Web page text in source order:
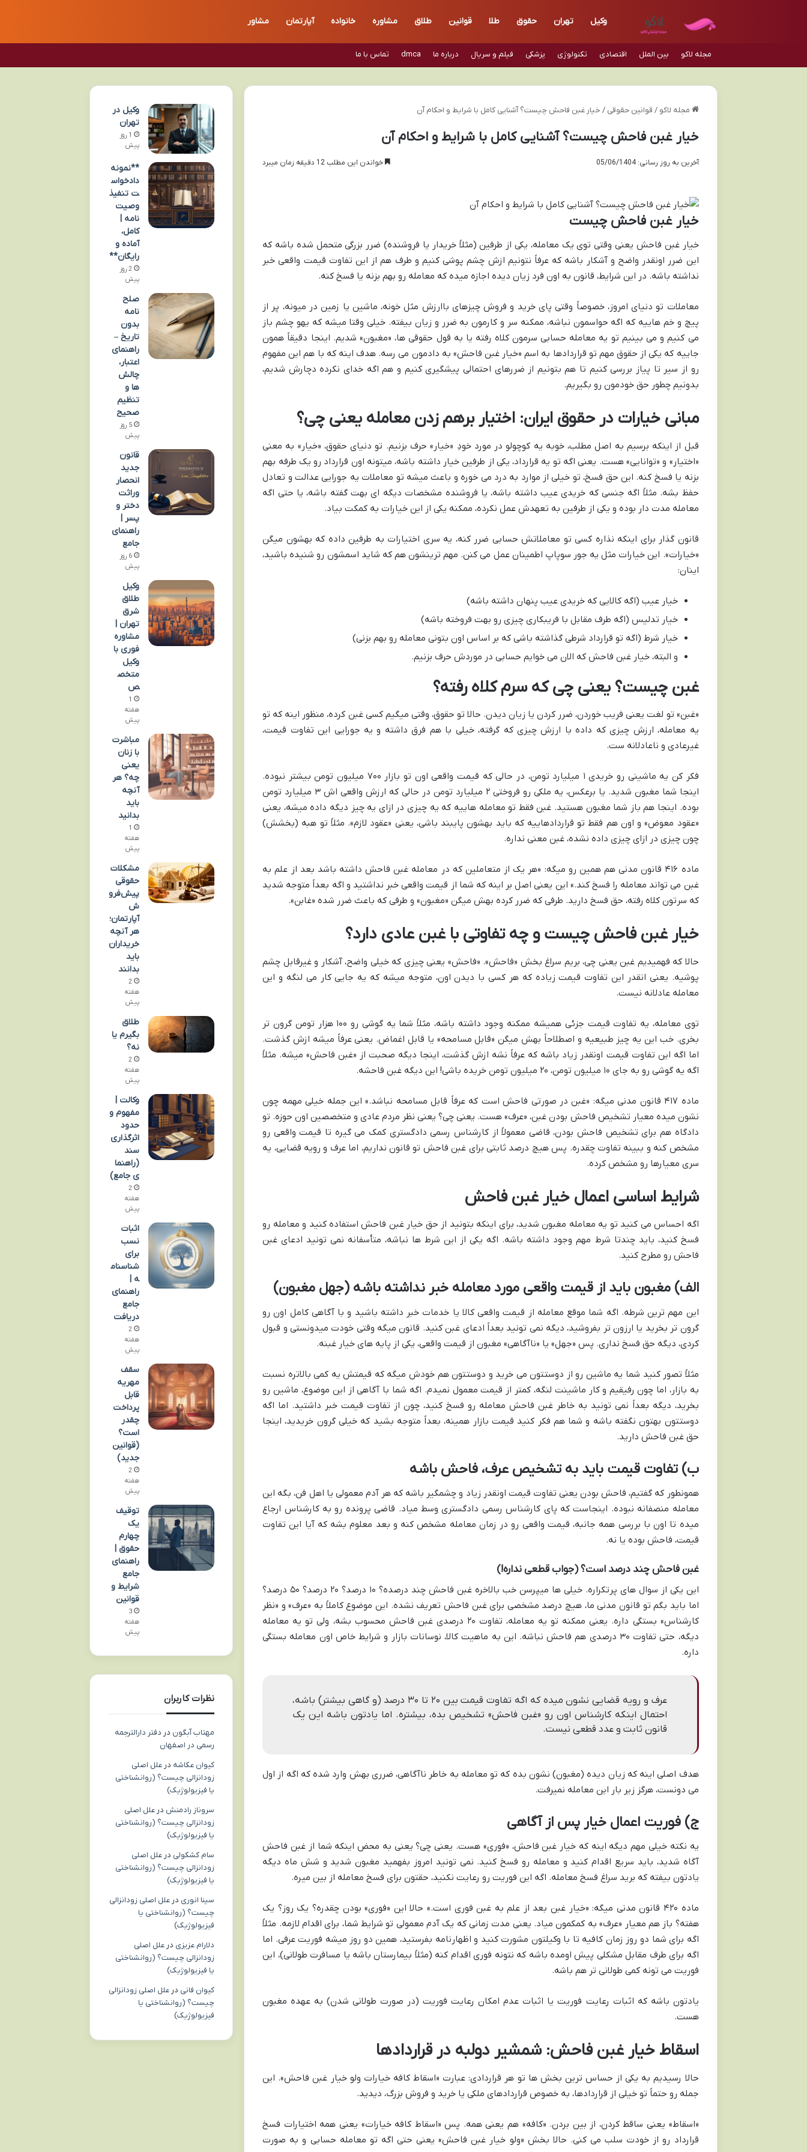
وکیل تهران حقوق طلا قوانین طلاق مشاوره خانواده آپارتمان مشاور
مجله لاکو بین الملل اقتصادی تکنولوژی پزشکی فیلم و سریال درباره ما dmca تماس با ما
مجله لاکو / قوانین حقوقی / خیار غبن فاحش چیست؟ آشنایی کامل با شرایط و احکام آن
خیار غبن فاحش چیست؟ آشنایی کامل با شرایط و احکام آن
آخرین به روز رسانی: 05/06/1404 خواندن این مطلب 12 دقیقه زمان میبرد
خیار غبن فاحش چیست
خیار غبن فاحش یعنی وقتی توی یک معامله، یکی از طرفین (مثلاً خریدار یا فروشنده) ضرر بزرگی متحمل شده باشه که
این ضرر اونقدر واضح و آشکار باشه که عرفاً نتونیم ازش چشم پوشی کنیم و طرف هم از این تفاوت قیمت واقعی خبر
نداشته باشه. در این شرایط، قانون به اون فرد زیان دیده اجازه میده که معامله رو بهم بزنه یا فسخ کنه.
معاملات تو دنیای امروز، خصوصاً وقتی پای خرید و فروش چیزهای باارزش مثل خونه، ماشین یا زمین در میونه، پر از
پیچ و خم هاییه که اگه حواسمون نباشه، ممکنه سر و کارمون به ضرر و زیان بیفته. خیلی وقتا میشه که یهو چشم باز
می کنیم و می بینیم تو یه معامله حسابی سرمون کلاه رفته یا به قول حقوقی ها، «مغبون» شدیم. اینجا دقیقاً همون
جاییه که یکی از حقوق مهم تو قراردادها به اسم «خیار غبن فاحش» به دادمون می رسه. هدف اینه که با هم این مفهوم
رو از سیر تا پیاز بررسی کنیم تا هم بتونیم از ضررهای احتمالی پیشگیری کنیم و هم اگه خدای نکرده دچارش شدیم،
بدونیم چطور حق خودمون رو بگیریم.
مبانی خیارات در حقوق ایران: اختیار برهم زدن معامله یعنی چی؟
قبل از اینکه برسیم به اصل مطلب، خوبه یه کوچولو در مورد خودِ «خیار» حرف بزنیم. تو دنیای حقوق، «خیار» به معنی
«اختیار» و «توانایی» هست. یعنی اگه تو یه قرارداد، یکی از طرفین خیار داشته باشه، میتونه اون قرارداد رو یک طرفه بهم
بزنه یا فسخ کنه. این حق فسخ، تو خیلی از موارد به درد می خوره و باعث میشه تو معاملات یه جورایی عدالت و تعادل
حفظ بشه. مثلاً اگه جنسی که خریدی عیب داشته باشه، یا فروشنده مشخصات دیگه ای بهت گفته باشه، یا حتی اگه
معامله مدت دار بوده و یکی از طرفین به تعهدش عمل نکرده، ممکنه یکی از این خیارات به کمکت بیاد.
قانون گذار برای اینکه نذاره کسی تو معاملاتش حسابی ضرر کنه، یه سری اختیارات به طرفین داده که بهشون میگن
«خیارات». این خیارات مثل یه جور سوپاپ اطمینان عمل می کنن. مهم ترینشون هم که شاید اسمشون رو شنیده باشید،
اینان:
خیار عیب (اگه کالایی که خریدی عیب پنهان داشته باشه)
خیار تدلیس (اگه طرف مقابل با فریبکاری چیزی رو بهت فروخته باشه)
خیار شرط (اگه تو قرارداد شرطی گذاشته باشی که بر اساس اون بتونی معامله رو بهم بزنی)
و البته، خیار غبن فاحش که الان می خوایم حسابی در موردش حرف بزنیم.
غبن چیست؟ یعنی چی که سرم کلاه رفته؟
«غبن» تو لغت یعنی فریب خوردن، ضرر کردن یا زیان دیدن. حالا تو حقوق، وقتی میگیم کسی غبن کرده، منظور اینه که تو
یه معامله، ارزش چیزی که داده با ارزش چیزی که گرفته، خیلی با هم فرق داشته و یه جورایی این تفاوت قیمت،
غیرعادی و ناعادلانه ست.
فکر کن یه ماشینی رو خریدی ۱ میلیارد تومن، در حالی که قیمت واقعی اون تو بازار ۷۰۰ میلیون تومن بیشتر نبوده.
اینجا شما مغبون شدید. یا برعکس، یه ملکی رو فروختی ۲ میلیارد تومن در حالی که ارزش واقعی اش ۳ میلیارد تومن
بوده. اینجا هم باز شما مغبون هستید. غبن فقط تو معامله هاییه که یه چیزی در ازای یه چیز دیگه داده میشه، یعنی
«عقود معوض» و اون هم فقط تو قراردادهاییه که باید بهشون پایبند باشی، یعنی «عقود لازم». مثلاً تو هبه (بخشش)
چون چیزی در ازای چیزی داده نشده، غبن معنی نداره.
ماده ۴۱۶ قانون مدنی هم همین رو میگه: «هر یک از متعاملین که در معامله غبن فاحش داشته باشد بعد از علم به
غبن می تواند معامله را فسخ کند.» این یعنی اصل بر اینه که شما از قیمت واقعی خبر نداشتید و اگه بعداً متوجه شدید
که سرتون کلاه رفته، حق فسخ دارید. طرفی که ضرر کرده بهش میگن «مغبون» و طرفی که باعث ضرر شده «غابن».
خیار غبن فاحش چیست و چه تفاوتی با غبن عادی دارد؟
حالا که فهمیدیم غبن یعنی چی، بریم سراغ بخش «فاحش». «فاحش» یعنی چیزی که خیلی واضح، آشکار و غیرقابل چشم
پوشیه. یعنی انقدر این تفاوت قیمت زیاده که هر کسی با دیدن اون، متوجه میشه که یه جایی کار می لنگه و این
معامله عادلانه نیست.
توی معامله، یه تفاوت قیمت جزئی همیشه ممکنه وجود داشته باشه، مثلاً شما یه گوشی رو ۱۰۰ هزار تومن گرون تر
بخری. خب این یه چیز طبیعیه و اصطلاحاً بهش میگن «قابل مسامحه» یا قابل اغماض. یعنی عرفاً میشه ازش گذشت.
اما اگه این تفاوت قیمت اونقدر زیاد باشه که عرفاً نشه ازش گذشت، اینجا دیگه صحبت از «غبن فاحش» میشه. مثلاً
اگه یه گوشی رو به جای ۱۰ میلیون تومن، ۲۰ میلیون تومن خریده باشی! این دیگه غبن فاحشه.
ماده ۴۱۷ قانون مدنی میگه: «غبن در صورتی فاحش است که عرفاً قابل مسامحه نباشد.» این جمله خیلی مهمه چون
نشون میده معیار تشخیص فاحش بودن غبن، «عرف» هست. یعنی چی؟ یعنی نظر مردم عادی و متخصصین اون حوزه. تو
دادگاه هم برای تشخیص فاحش بودن، قاضی معمولاً از کارشناس رسمی دادگستری کمک می گیره تا قیمت واقعی رو
مشخص کنه و ببینه تفاوت چقدره. پس هیچ درصد ثابتی برای غبن فاحش تو قانون نداریم، اما عرف و رویه قضایی، یه
سری معیارها رو مشخص کرده.
شرایط اساسی اعمال خیار غبن فاحش
اگه احساس می کنید تو یه معامله مغبون شدید، برای اینکه بتونید از حق خیار غبن فاحش استفاده کنید و معامله رو
فسخ کنید، باید چندتا شرط مهم وجود داشته باشه. اگه یکی از این شرط ها نباشه، متأسفانه نمی تونید ادعای غبن
فاحش رو مطرح کنید.
الف) مغبون باید از قیمت واقعی مورد معامله خبر نداشته باشه (جهل مغبون)
این مهم ترین شرطه. اگه شما موقع معامله از قیمت واقعی کالا یا خدمات خبر داشته باشید و با آگاهی کامل اون رو
گرون تر بخرید یا ارزون تر بفروشید، دیگه نمی تونید بعداً ادعای غبن کنید. قانون میگه وقتی خودت میدونستی و قبول
کردی، دیگه حق فسخ نداری. پس «جهل» یا «ناآگاهی» مغبون از قیمت واقعی، یکی از پایه های خیار غبنه.
مثلاً تصور کنید شما یه ماشین رو از دوستتون می خرید و دوستتون هم خودش میگه که قیمتش یه کمی بالاتره نسبت
به بازار، اما چون رفیقیم و کار ماشینت لنگه، کمتر از قیمت معمول نمیدم. اگه شما با آگاهی از این موضوع، ماشین رو
بخرید، دیگه بعداً نمی تونید به خاطر غبن فاحش معامله رو فسخ کنید، چون از تفاوت قیمت خبر داشتید. اما اگه
دوستتون بهتون نگفته باشه و شما هم فکر کنید قیمت بازار همینه، بعداً متوجه بشید که خیلی گرون خریدید، اینجا
حق غبن فاحش دارید.
ب) تفاوت قیمت باید به تشخیص عرف، فاحش باشه
همونطور که گفتیم، فاحش بودن یعنی تفاوت قیمت اونقدر زیاد و چشمگیر باشه که هر آدم معمولی یا اهل فن، بگه این
معامله منصفانه نبوده. اینجاست که پای کارشناس رسمی دادگستری وسط میاد. قاضی پرونده رو به کارشناس ارجاع
میده تا اون با بررسی همه جانبه، قیمت واقعی رو در زمان معامله مشخص کنه و بعد معلوم بشه که آیا این تفاوت
قیمت، فاحش بوده یا نه.
غبن فاحش چند درصد است؟ (جواب قطعی نداره!)
این یکی از سوال های پرتکراره. خیلی ها میپرسن خب بالاخره غبن فاحش چند درصده؟ ۱۰ درصد؟ ۲۰ درصد؟ ۵۰ درصد؟
اما باید بگم تو قانون مدنی ما، هیچ درصد مشخصی برای غبن فاحش تعریف نشده. این موضوع کاملاً به «عرف» و «نظر
کارشناس» بستگی داره. یعنی ممکنه تو یه معامله، تفاوت ۲۰ درصدی غبن فاحش محسوب بشه، ولی تو یه معامله
دیگه، حتی تفاوت ۳۰ درصدی هم فاحش نباشه. این به ماهیت کالا، نوسانات بازار و شرایط خاص اون معامله بستگی
داره.
عرف و رویه قضایی نشون میده که اگه تفاوت قیمت بین ۲۰ تا ۳۰ درصد (و گاهی بیشتر) باشه،
احتمال اینکه کارشناس اون رو «غبن فاحش» تشخیص بده، بیشتره. اما یادتون باشه این یک
قانون ثابت و عدد قطعی نیست.
هدف اصلی اینه که زیان دیده (مغبون) نشون بده که تو معامله به خاطر ناآگاهی، ضرری بهش وارد شده که اگه از اول
می دونست، هرگز زیر بار این معامله نمیرفت.
ج) فوریت اعمال خیار پس از آگاهی
یه نکته خیلی مهم دیگه اینه که خیار غبن فاحش، «فوری» هست. یعنی چی؟ یعنی به محض اینکه شما از غبن فاحش
آگاه شدید، باید سریع اقدام کنید و معامله رو فسخ کنید. نمی تونید امروز بفهمید مغبون شدید و شش ماه دیگه
یادتون بیفته که برید سراغ فسخ معامله. اگه این فوریت رو رعایت نکنید، حقتون برای فسخ معامله از بین میره.
ماده ۴۲۰ قانون مدنی میگه: «خیار غبن بعد از علم به غبن فوری است.» حالا این «فوری» بودن چقدره؟ یک روز؟ یک
هفته؟ باز هم معیار «عرف» به کمکمون میاد. یعنی مدت زمانی که یک آدم معمولی تو شرایط شما، برای اقدام لازمه. مثلاً
اگه برای شما دو روز زمان کافیه تا با وکیلتون مشورت کنید و اظهارنامه بفرستید، همین دو روز میشه فوریت عرفی. اما
اگه برای طرف مقابل مشکلی پیش اومده باشه که نتونه فوری اقدام کنه (مثلاً بیمارستان باشه یا مسافرت طولانی)، این
فوریت می تونه کمی طولانی تر هم باشه.
یادتون باشه که اثبات رعایت فوریت یا اثبات عدم امکان رعایت فوریت (در صورت طولانی شدن) به عهده مغبون
هست.
اسقاط خیار غبن فاحش: شمشیر دولبه در قراردادها
حالا رسیدیم به یکی از حساس ترین بخش ها تو هر قراردادی: عبارت «اسقاط کافه خیارات ولو خیار غبن فاحش». این
جمله رو حتماً تو خیلی از قراردادها، به خصوص قراردادهای ملکی یا خرید و فروش بزرگ، دیدید.
«اسقاط» یعنی ساقط کردن، از بین بردن. «کافه» هم یعنی همه. پس «اسقاط کافه خیارات» یعنی همه اختیارات فسخ
قرارداد رو از خودت سلب می کنی. حالا بخش «ولو خیار غبن فاحش» یعنی حتی اگه تو معامله حسابی و به صورت
وکیل در
تهران
1 روز
پیش
**نمونه
دادخواس
ت تنفیذ
وصیت
نامه |
کامل،
آماده و
رایگان**
2 روز
پیش
صلح
نامه
بدون
تاریخ –
راهنمای
اعتبار،
چالش
ها و
تنظیم
صحیح
5 روز
پیش
قانون
جدید
انحصار
وراثت
دختر و
پسر |
راهنمای
جامع
6 روز
پیش
وکیل
طلاق
شرق
تهران |
مشاوره
فوری با
وکیل
متخص
ص
1
هفته
پیش
مباشرت
با زنان
یعنی
چه؟ هر
آنچه
باید
بدانید
1
هفته
پیش
مشکلات
حقوقی
پیش‌فرو
ش
آپارتمان؛
هر آنچه
خریداران
باید
بدانند
2
هفته
پیش
طلاق
بگیرم یا
نه؟
2
هفته
پیش
وکالت |
مفهوم و
حدود
اثرگذاری
سند
(راهنما
ی جامع)
2
هفته
پیش
اثبات
نسب
برای
شناسنام
ه |
راهنمای
جامع
دریافت
2
هفته
پیش
سقف
مهریه
قابل
پرداخت
چقدر
است؟
(قوانین
جدید)
2
هفته
پیش
توقیف
یک
چهارم
حقوق |
راهنمای
جامع
شرایط و
قوانین
3
هفته
پیش
نظرات کاربران
مهتاب آبگون در دفتر دارالترجمه
رسمی در اصفهان
کیوان عکاشه در علل اصلی
زودانزالی چیست؟ (روانشناختی
یا فیزیولوژیک)
سروناز رادمنش در علل اصلی
زودانزالی چیست؟ (روانشناختی
یا فیزیولوژیک)
سام کشکولی در علل اصلی
زودانزالی چیست؟ (روانشناختی
یا فیزیولوژیک)
سینا انوری در علل اصلی زودانزالی
چیست؟ (روانشناختی یا
فیزیولوژیک)
دلارام عزیزی در علل اصلی
زودانزالی چیست؟ (روانشناختی
یا فیزیولوژیک)
کیوان فانی در علل اصلی زودانزالی
چیست؟ (روانشناختی یا
فیزیولوژیک)